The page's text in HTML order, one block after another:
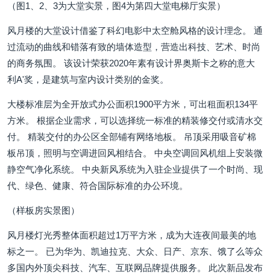
（图1、2、3为大堂实景，图4为第四大堂电梯厅实景）
风月楼的大堂设计借鉴了科幻电影中太空舱风格的设计理念。 通
过流动的曲线和错落有致的墙体造型，营造出科技、艺术、时尚
的商务氛围。 该设计荣获2020年素有设计界奥斯卡之称的意大
利A'奖，是建筑与室内设计类别的金奖。
大楼标准层为全开放式办公面积1900平方米，可出租面积134平
方米。 根据企业需求，可以选择统一标准的精装修交付或清水交
付。 精装交付的办公区全部铺有网络地板。 吊顶采用吸音矿棉
板吊顶，照明与空调进回风相结合。 中央空调回风机组上安装微
静空气净化系统。 中央新风系统为入驻企业提供了一个时尚、现
代、绿色、健康、符合国际标准的办公环境。
（样板房实景图）
风月楼灯光秀整体面积超过1万平方米，成为大连夜间最美的地
标之一。 已为华为、凯迪拉克、大众、日产、京东、饿了么等众
多国内外顶尖科技、汽车、互联网品牌提供服务。 此次新品发布